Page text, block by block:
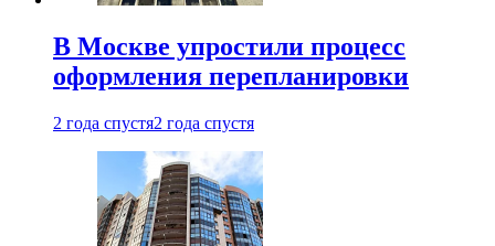
В Москве упростили процесс
оформления перепланировки
2 года спустя2 года спустя